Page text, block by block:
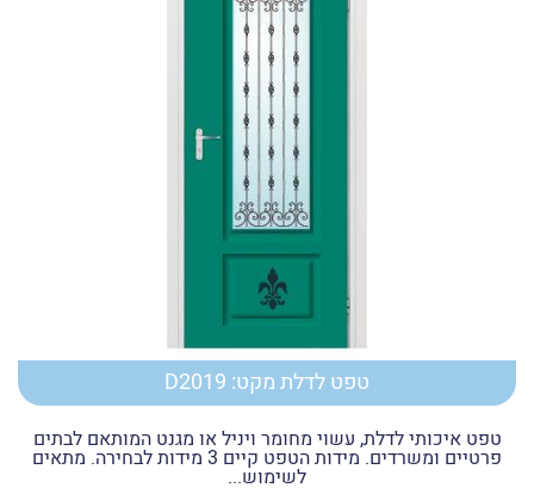
טפט לדלת מקט: D2019
טפט איכותי לדלת, עשוי מחומר ויניל או מגנט המותאם לבתים
פרטיים ומשרדים. מידות הטפט קיים 3 מידות לבחירה. מתאים
לשימוש...